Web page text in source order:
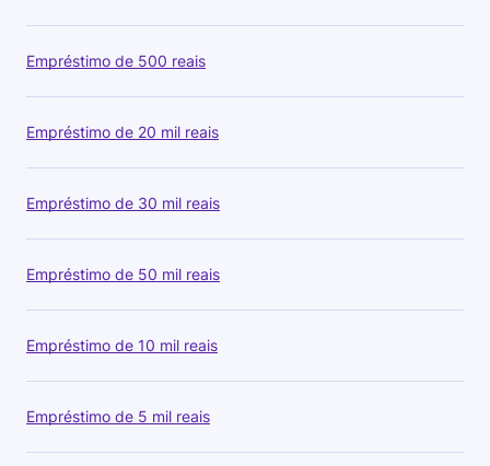
Empréstimo de 500 reais
Empréstimo de 20 mil reais
Empréstimo de 30 mil reais
Empréstimo de 50 mil reais
Empréstimo de 10 mil reais
Empréstimo de 5 mil reais